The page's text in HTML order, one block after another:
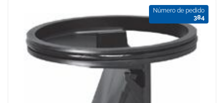
Número de pedido
384